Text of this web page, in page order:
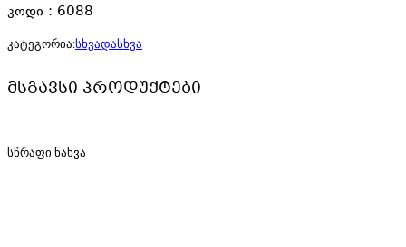
კოდი : 6088
კატეგორია:სხვადასხვა
მსგავსი პროდუქტები
სწრაფი ნახვა